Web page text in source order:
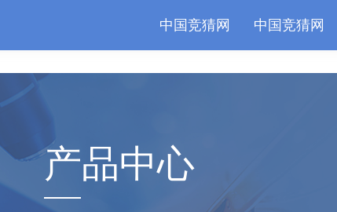
中国竞猜网 中国竞猜网
产品中心